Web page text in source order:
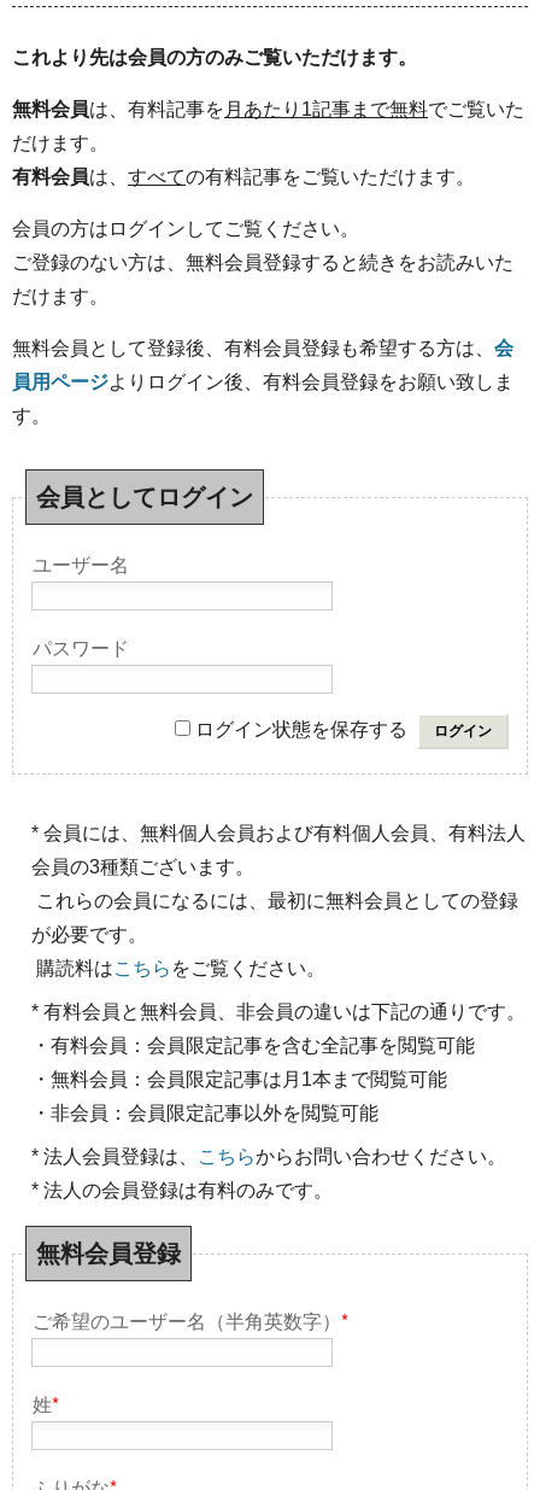
これより先は会員の方のみご覧いただけます。
無料会員は、有料記事を 月あたり1記事まで無料でご覧いた
だけます。
有料会員は、 すべての有料記事をご覧いただけます。
会員の方はログインしてご覧ください。
ご登録のない方は、無料会員登録すると続きをお読みいた
だけます。
無料会員として登録後、有料会員登録も希望する方は、 会
員用ページよりログイン後、有料会員登録をお願い致しま
す。
会員としてログイン
ユーザー名
パスワード
ログイン状態を保存する
* 会員には、無料個人会員および有料個人会員、有料法人
会員の3種類ございます。
これらの会員になるには、最初に無料会員としての登録
が必要です。
購読料はこちら をご覧ください。
* 有料会員と無料会員、非会員の違いは下記の通りです。
・有料会員：会員限定記事を含む全記事を閲覧可能
・無料会員：会員限定記事は月1本まで閲覧可能
・非会員：会員限定記事以外を閲覧可能
* 法人会員登録は、 こちらからお問い合わせください。
* 法人の会員登録は有料のみです。
無料会員登録
ご希望のユーザー名（半角英数字） *
姓*